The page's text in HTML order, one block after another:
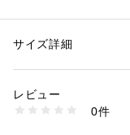
クロージャ: Lobster
※ご覧のモニター環
性別：レディース
素材：ブラス
商品番号：
JOA00948710 （ショッ
サイズ詳細
レビュー
0件